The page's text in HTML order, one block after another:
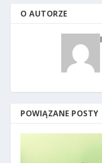
O AUTORZE
POWIĄZANE POSTY